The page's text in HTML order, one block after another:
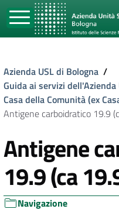
Azienda USL di Bologna /
Guida ai servizi dell'Azienda
Casa della Comunità (ex
Antigene carboidratico 19.9
Antigene
19.9 (ca
Navigazione